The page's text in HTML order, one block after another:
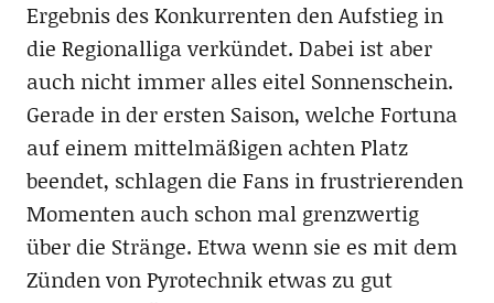
Ergebnis des Konkurrenten den Aufstieg in
die Regionalliga verkündet. Dabei ist aber
auch nicht immer alles eitel Sonnenschein.
Gerade in der ersten Saison, welche Fortuna
auf einem mittelmäßigen achten Platz
beendet, schlagen die Fans in frustrierenden
Momenten auch schon mal grenzwertig
über die Stränge. Etwa wenn sie es mit dem
Zünden von Pyrotechnik etwas zu gut